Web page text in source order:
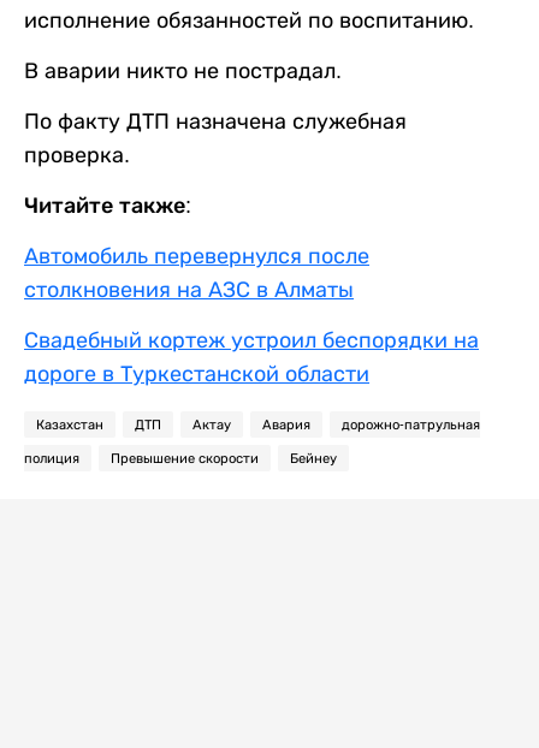
исполнение обязанностей по воспитанию.
В аварии никто не пострадал.
По факту ДТП назначена служебная
проверка.
Читайте также:
Автомобиль перевернулся после
столкновения на АЗС в Алматы
Свадебный кортеж устроил беспорядки на
дороге в Туркестанской области
Казахстан ДТП Актау Авария дорожно-патрульная
полиция Превышение скорости Бейнеу